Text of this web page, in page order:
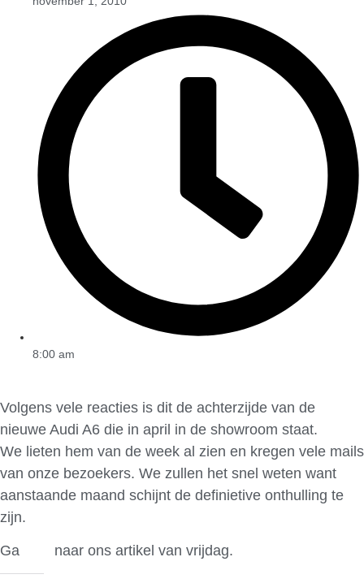
8:00 am
Volgens vele reacties is dit de achterzijde van de
nieuwe Audi A6 die in april in de showroom staat.
We lieten hem van de week al zien en kregen vele mails
van onze bezoekers. We zullen het snel weten want
aanstaande maand schijnt de definietive onthulling te
zijn.
Ga naar ons artikel van vrijdag.